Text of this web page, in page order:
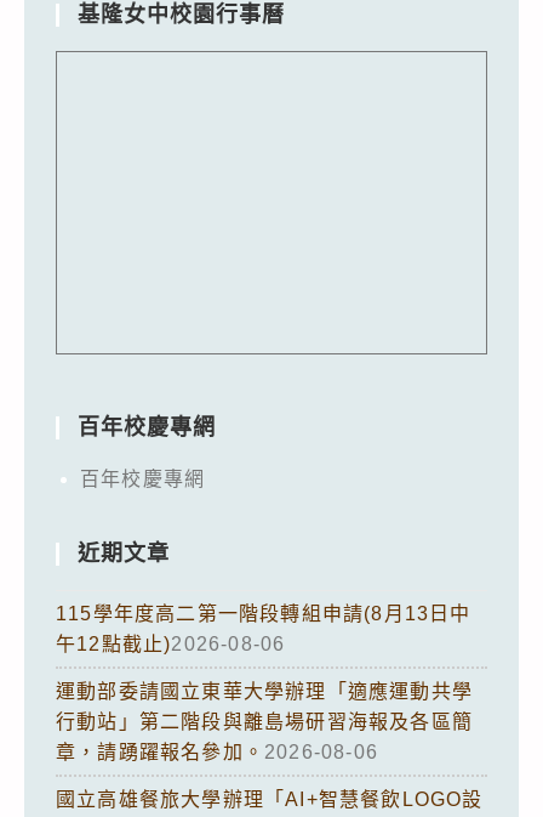
基隆女中校園行事曆
百年校慶專網
百年校慶專網
近期文章
115學年度高二第一階段轉組申請(8月13日中
午12點截止)2026-08-06
運動部委請國立東華大學辦理「適應運動共學
行動站」第二階段與離島場研習海報及各區簡
章，請踴躍報名參加。 2026-08-06
國立高雄餐旅大學辦理「AI+智慧餐飲LOGO設